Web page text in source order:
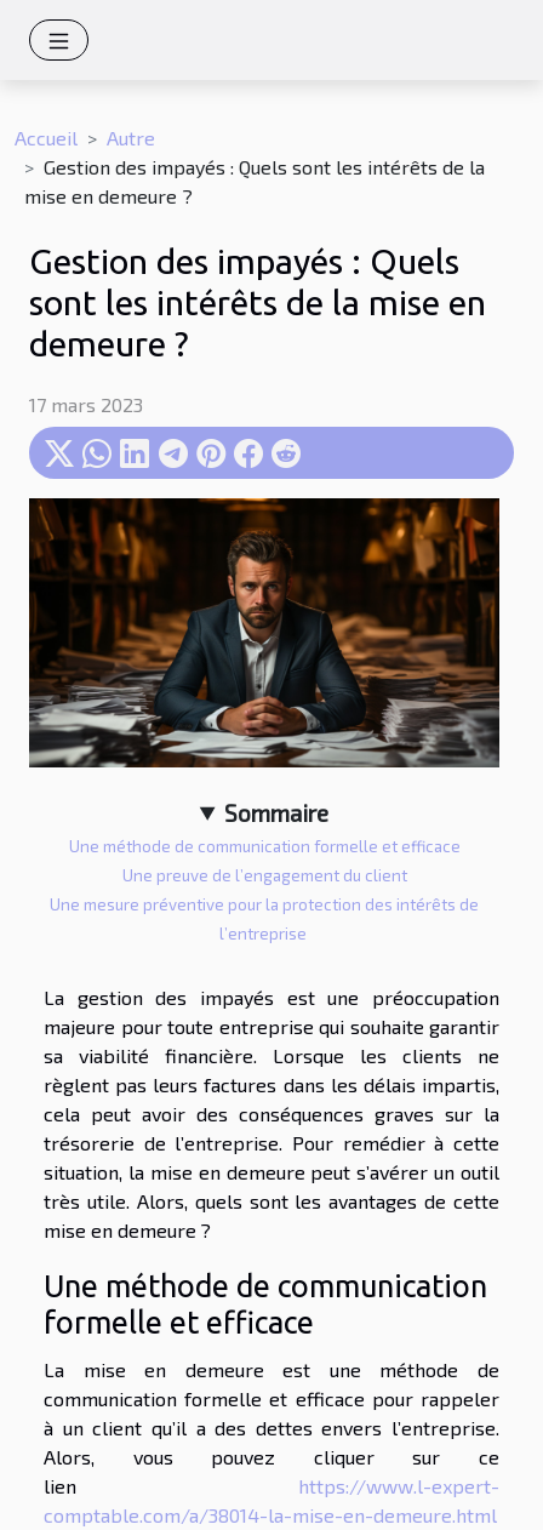
Accueil
Autre
Gestion des impayés : Quels sont les intérêts de la
mise en demeure ?
Gestion des impayés : Quels
sont les intérêts de la mise en
demeure ?
17 mars 2023
Sommaire
Une méthode de communication formelle et efficace
Une preuve de l’engagement du client
Une mesure préventive pour la protection des intérêts de
l’entreprise
La gestion des impayés est une préoccupation
majeure pour toute entreprise qui souhaite garantir
sa viabilité financière. Lorsque les clients ne
règlent pas leurs factures dans les délais impartis,
cela peut avoir des conséquences graves sur la
trésorerie de l’entreprise. Pour remédier à cette
situation, la mise en demeure peut s’avérer un outil
très utile. Alors, quels sont les avantages de cette
mise en demeure ?
Une méthode de communication
formelle et efficace
La mise en demeure est une méthode de
communication formelle et efficace pour rappeler
à un client qu’il a des dettes envers l’entreprise.
Alors, vous pouvez cliquer sur ce
lien https://www.l-expert-
comptable.com/a/38014-la-mise-en-demeure.html